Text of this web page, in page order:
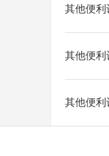
其他便利
其他便利
其他便利